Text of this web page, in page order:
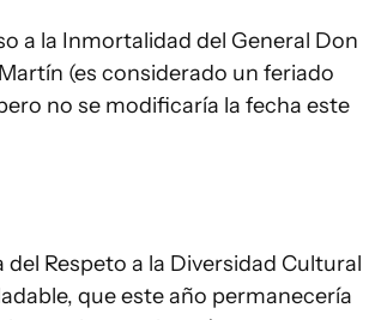
a la Inmortalidad del General Don
(es considerado un feriado
no se modificaría la fecha este
del Respeto a la Diversidad Cultural
que este año permanecería